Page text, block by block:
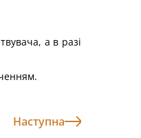
а в разі
Наступна